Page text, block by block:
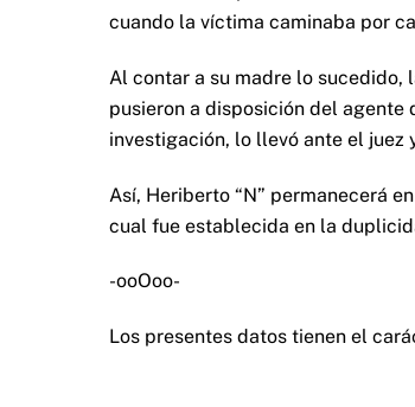
cuando la víctima caminaba por
Al contar a su madre lo
pusieron a disposición del
investigación, lo llevó ante el
Así, Heriberto “N” permanecerá
cual fue establecida en la
-ooOoo-
Los presentes datos tienen el